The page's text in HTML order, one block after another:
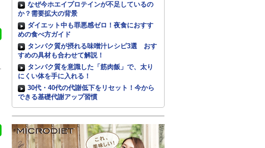
なぜ今ホエイプロテインが不足しているの
か？需要拡大の背景
ダイエット中も罪悪感ゼロ！夜食におすす
めの食べ方ガイド
タンパク質が摂れる味噌汁レシピ3選 おす
すめの具材も合わせて解説！
タンパク質を意識した「筋肉飯」で、太り
にくい体を手に入れる！
30代・40代の代謝低下をリセット！今から
できる基礎代謝アップ習慣